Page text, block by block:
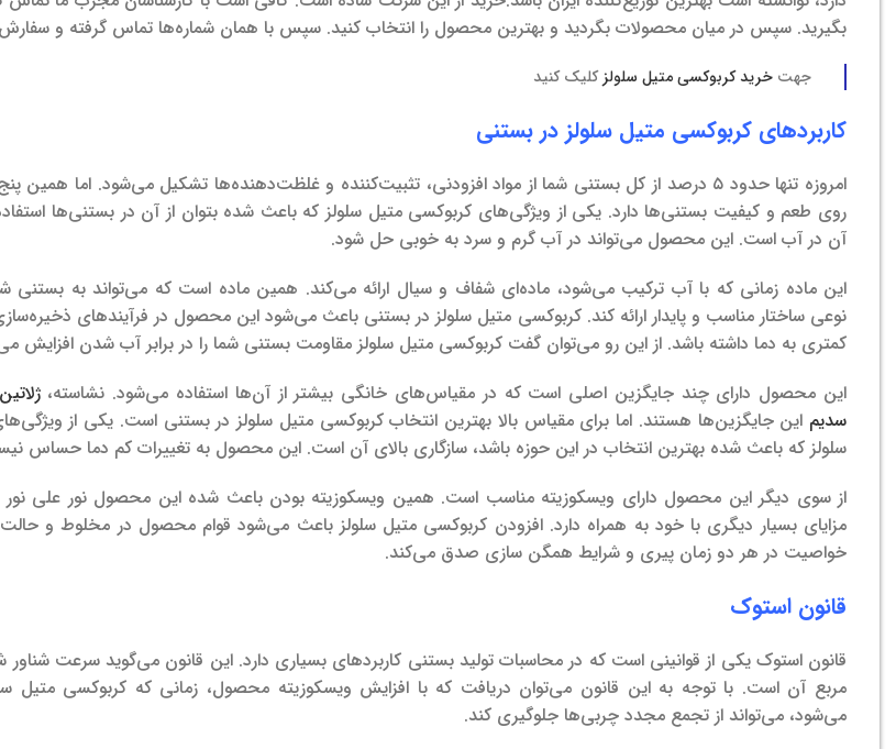
بگیرید. سپس در میان محصولات بگردید و بهترین محصول را انتخاب کنید. سپس با همان شماره‌ها تماس گرفته و
جهت خرید کربوکسی متیل سلولزکلیک کنید
کاربردهای کربوکسی متیل سلولز در بستنی
امروزه تنها حدود ۵ درصد از کل بستنی شما از مواد افزودنی، تثبیت‌کننده و غلظت‌دهنده‌ها تشکیل می‌شود. اما همین
روی طعم و کیفیت بستنی‌ها دارد. یکی از ویژگی‌های کربوکسی متیل سلولز که باعث شده بتوان از آن در بستنی‌ها
آن در آب است. این محصول می‌تواند در آب گرم و سرد به خوبی حل شود.
این ماده زمانی که با آب ترکیب می‌شود، ماده‌‌ای شفاف و سیال ارائه می‌کند. همین ماده است که می‌تواند به بستنی
نوعی ساختار مناسب و پایدار ارائه کند. کربوکسی متیل سلولز در بستنی باعث می‌شود این محصول در فرآیند‌های
کمتری به دما داشته باشد. از این رو می‌توان گفت کربوکسی متیل سلولز مقاومت بستنی شما را در برابر آب شدن افزایش
این محصول دارای چند جایگزین اصلی است که در مقیاس‌های خانگی بیشتر از آن‌ها استفاده می‌شود. نشاسته،ژلاتین
سدیم این جایگزین‌ها هستند. اما برای مقیاس بالا بهترین انتخاب کربوکسی متیل سلولز در بستنی است. یکی از
سلولز که باعث شده بهترین انتخاب در این حوزه باشد، سازگاری بالای آن است. این محصول به تغییرات کم دما حساس
از سوی دیگر این محصول دارای ویسکوزیته مناسب است. همین ویسکوزیته بودن باعث شده این محصول نور علی
مزایای بسیار دیگری با خود به همراه دارد. افزودن کربوکسی متیل سلولز باعث می‌شود قوام محصول در مخلوط و
خواصیت در هر دو زمان پیری و شرایط همگن سازی صدق می‌کند.
قانون استوک
قانون استوک یکی از قوانینی است که در محاسبات تولید بستنی کاربردهای بسیاری دارد. این قانون می‌گوید سرعت شناور
مربع آن است. با توجه به این قانون می‌توان دریافت که با افزایش ویسکوزیته محصول، زمانی که کربوکسی متیل
می‌شود، می‌تواند از تجمع مجدد چربی‌ها جلوگیری کند.